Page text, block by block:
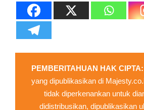
PEMBERITAHUAN HAK CIPTA:
yang dipublikasikan di
tidak diperkenankan untuk
didistribusikan, dipublikasikan